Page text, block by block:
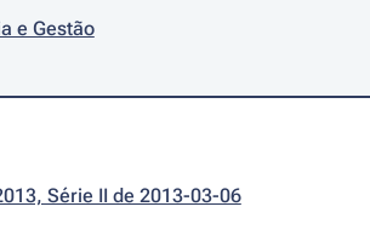
e Gestão
Série II de 2013-03-06